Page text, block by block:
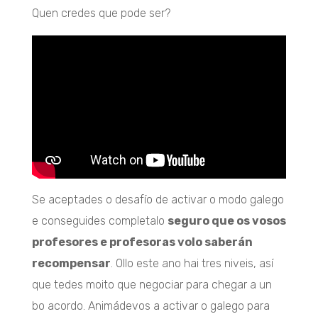
Quen credes que pode ser?
Se aceptades o desafío de activar o modo galego
e conseguides completalo seguro que os vosos
profesores e profesoras volo saberán
recompensar. Ollo este ano hai tres niveis, así
que tedes moito que negociar para chegar a un
bo acordo. Animádevos a activar o galego para